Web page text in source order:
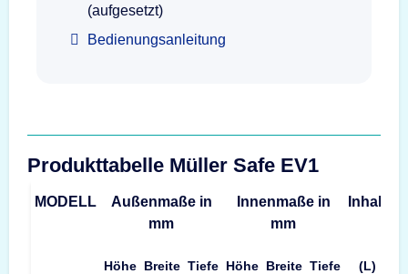
(aufgesetzt)
Bedienungsanleitung
Produkttabelle Müller Safe EV1
MODELL
Außenmaße in
mm
Innenmaße in
mm
Inhalt
Höhe Breite Tiefe Höhe Breite Tiefe (L)